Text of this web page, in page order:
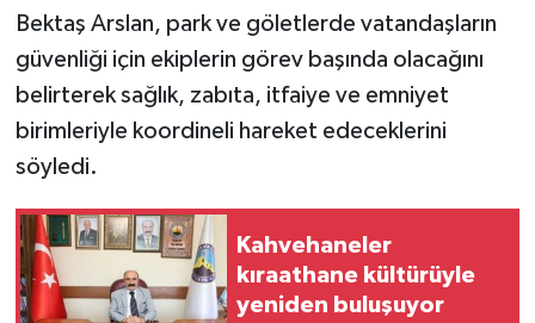
Bektaş Arslan, park ve göletlerde vatandaşların
güvenliği için ekiplerin görev başında olacağını
belirterek sağlık, zabıta, itfaiye ve emniyet
birimleriyle koordineli hareket edeceklerini
söyledi.
Kahvehaneler
kıraathane kültürüyle
yeniden buluşuyor